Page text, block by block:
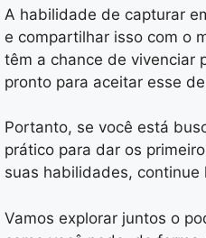
A habilidade de capturar
e compartilhar isso com o
têm a chance de vivenciar
pronto para aceitar esse
Portanto, se você está
prático para dar os
suas habilidades, continue
Vamos explorar juntos o